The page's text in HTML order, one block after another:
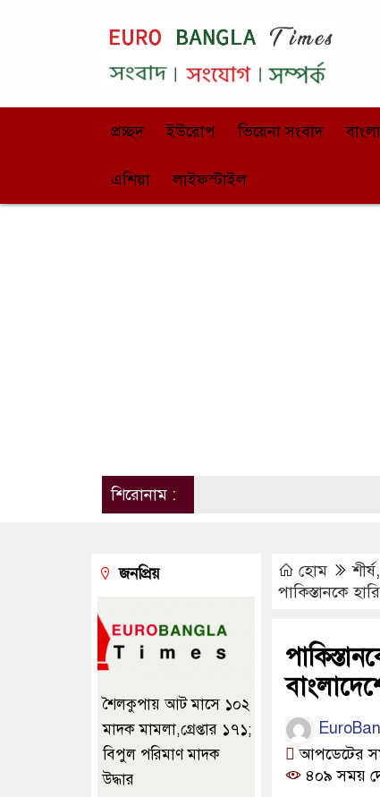
প্রচ্ছদ ইউরোপ ভিয়েনা সংবাদ
এশিয়া লাইফস্টাইল
শিরোনাম :
হোম শীর্ষ,
পাকিস্তানকে
আপডেটের
৪০৯ সময়
জনপ্রিয়
শৈলকুপায় আট মাসে ১০২
মাদক মামলা,গ্রেপ্তার ১৭১;
বিপুল পরিমাণ মাদক
উদ্ধার